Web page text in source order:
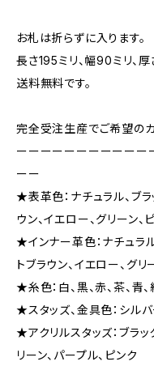
お札は折らずに入ります。
長さ195ミリ、幅90ミリ、
送料無料です。
完全受注生産でご希望のカ
ーーーーーーーーーーー
ーー
★表革色：ナチュラル、ブラ
ウン、イエロー、グリーン、
★インナー革色：ナチュラル
トブラウン、イエロー、グリ
★糸色：白、黒、赤、茶、青、
★スタッズ、金具色：シルバ
★アクリルスタッズ：ブラッ
リーン、パープル、ピンク